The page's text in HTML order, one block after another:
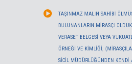
TAŞINMAZ MALIN SAHİBİ
BULUNANLARIN MİRASÇI
VERASET BELGESİ VEYA
ÖRNEĞİ VE KİMLİĞİ,
SİCİL MÜDÜRLÜĞÜNDEN